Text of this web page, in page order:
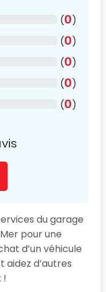
(0)
(0)
(0)
(0)
(0)
du garage
pour une
d’un véhicule
d’autres
!